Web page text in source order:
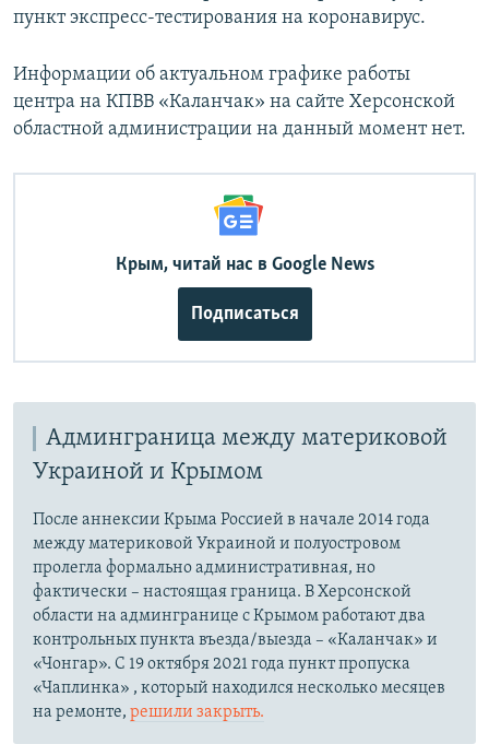
пункт экспресс-тестирования на коронавирус.
Информации об актуальном графике работы
центра на КПВВ «Каланчак» на сайте Херсонской
областной администрации на данный момент нет.
Крым, читай нас в Google News
Подписаться
Админграница между материковой
Украиной и Крымом
После аннексии Крыма Россией в начале 2014 года
между материковой Украиной и полуостровом
пролегла формально административная, но
фактически – настоящая граница. В Херсонской
области на админгранице с Крымом работают два
контрольных пункта въезда/выезда – «Каланчак» и
«Чонгар». С 19 октября 2021 года пункт пропуска
«Чаплинка» , который находился несколько месяцев
на ремонте, решили закрыть.